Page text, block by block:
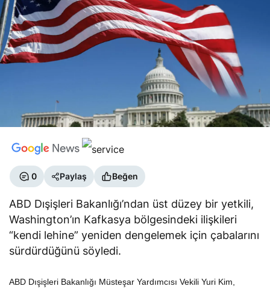
0 Paylaş Beğen
ABD Dışişleri Bakanlığı’ndan üst düzey bir yetkili,
Washington’ın Kafkasya bölgesindeki ilişkileri
“kendi lehine” yeniden dengelemek için çabalarını
sürdürdüğünü söyledi.
ABD Dışişleri Bakanlığı Müsteşar Yardımcısı Vekili Yuri Kim,